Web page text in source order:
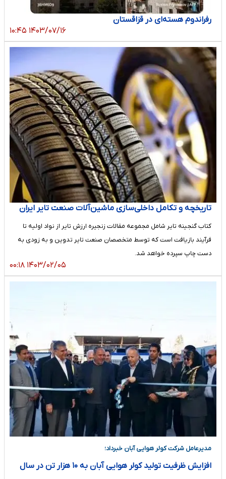
رفراندوم هسته‌ای در قزاقستان
۱۴۰۳/۰۷/۱۶ ۱۰:۴۵
تاریخچه و تکامل داخلی‌سازی ماشین‌آلات صنعت تایر ایران
کتاب گنجینه تایر شامل مجموعه مقالات زنجیره ارزش تایر از نواد اولیه تا
فرآیند بازیافت است که توسط متخصصان صنعت تایر تدوین و به زودی به
دست چاپ سپرده خواهد شد.
۱۴۰۳/۰۲/۰۵ ۰۰:۱۸
مدیرعامل شرکت کولر هوایی آبان خبرداد؛
افزایش ظرفیت تولید کولر هوایی آبان به ۱۰ هزار تن در سال